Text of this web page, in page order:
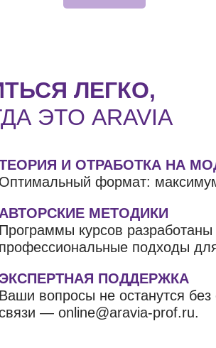
ЛЕГКО,
ЭТО ARAVIA
И ОТРАБОТКА НА
Оптимальный формат:
АВТОРСКИЕ МЕТОДИКИ
Программы курсов
профессиональные подходы
ПОДДЕРЖКА
Ваши вопросы не останутся без
— online@aravia-prof.ru.